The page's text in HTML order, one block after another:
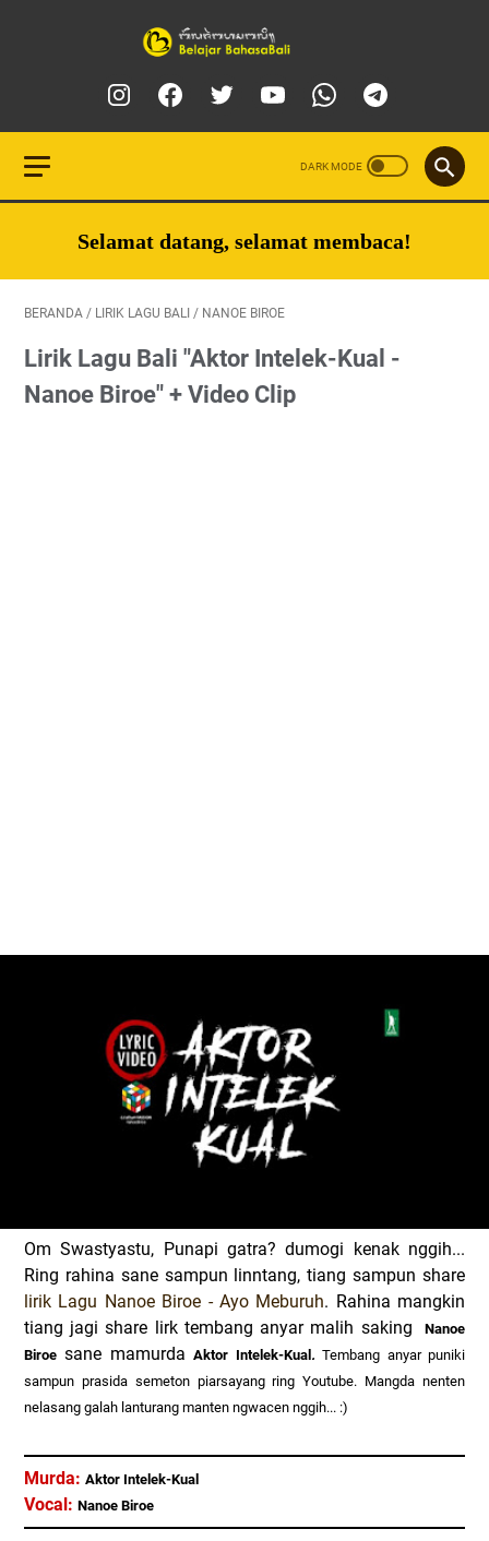
Selamat datang, selamat membaca!
BERANDA / LIRIK LAGU BALI / NANOE BIROE
Lirik Lagu Bali "Aktor Intelek-Kual -
Nanoe Biroe" + Video Clip
Om Swastyastu, Punapi gatra? dumogi kenak nggih...
Ring rahina sane sampun linntang, tiang sampun share
lirik Lagu Nanoe Biroe - Ayo Meburuh. Rahina mangkin
tiang jagi share lirk tembang anyar malih saking
Nanoe
Biroe sane mamurdaAktor Intelek-Kual .Tembang anyar puniki
sampun prasida semeton piarsayang ring Youtube. Mangda nenten
nelasang galah lanturang manten ngwacen nggih... :)
Murda: Aktor Intelek-Kual
Vocal: Nanoe Biroe